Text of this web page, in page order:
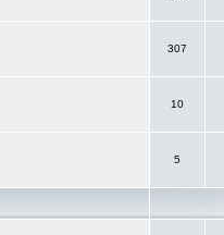
307
10
5